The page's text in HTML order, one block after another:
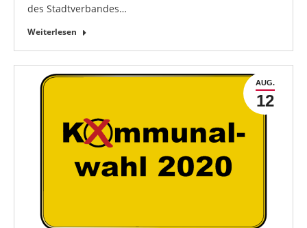
des Stadtverbandes…
Weiterlesen
AUG.
12